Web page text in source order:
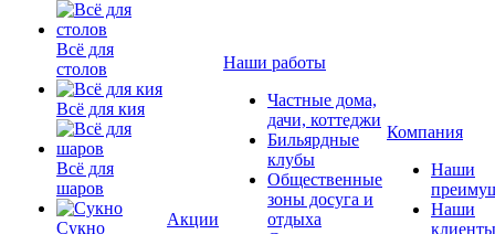
Всё для
столов
Всё для кия
Всё для
шаров
Сукно Акции
Наши работы
Частные дома,
дачи, коттеджи
Бильярдные
клубы
Общественные
зоны досуга и
отдыха
Компания
Наши
Наши
клиенты